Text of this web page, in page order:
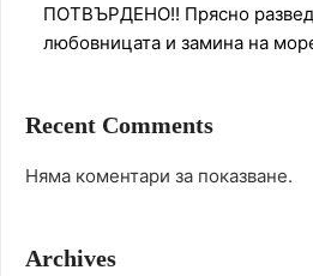
ПОТВЪРДЕНО!! Прясно
любовницата и замина на
Recent Comments
Няма коментари за показване.
Archives